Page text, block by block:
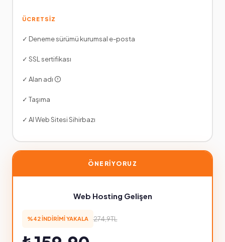
ÜCRETSİZ
✓ Deneme sürümü kurumsal e-posta
✓ SSL sertifikası
✓ Alan adı
✓ Taşıma
✓ AI Web Sitesi Sihirbazı
ÖNERİYORUZ
Web Hosting Gelişen
%42 İNDİRİMİ YAKALA 274,9TL